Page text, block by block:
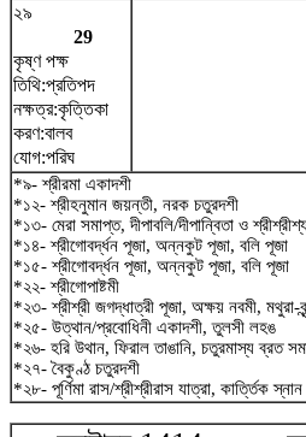
২৯
29
কৃষ্ণ পক্ষ
তিথি:প্রতিপদ
নক্ষত্র:কৃত্তিকা
করণ:বালব
যোগ:পরিঘ
*৯- শ্রীরমা একাদশী
*১২- শ্রীহনুমান জয়ন্তী, নরক চতুরদশী
*১৩- মেরা সমাপ্ত, দীপাবলি/দীপান্বিতা ও
*১৪- শ্রীগোবর্দ্ধন পূজা, অন্নকুট পূজা, বলি পূজা
*১৫- শ্রীগোবর্দ্ধন পূজা, অন্নকুট পূজা, বলি পূজা
*২২- শ্রীগোপাষ্টমী
*২৩- শ্রীশ্রী জগদ্ধাত্রী পূজা, অক্ষয় নবমী, মথুরা-
*২৫- উত্থান/প্রবোধিনী একাদশী, তুলসী লহঙ
*২৬- হরি উথান, ফিরাল তাঙানি, চতুরমাস্য ব্রত
*২৭- বৈকুণ্ঠ চতুরদশী
*২৮- পূর্ণিমা রাস/শ্রীশ্রীরাস যাত্রা, কার্ত্তিক